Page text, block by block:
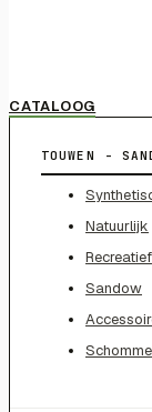
CATALOOG
TOUWEN -
Natuurlijk
Recreatief
Sandow